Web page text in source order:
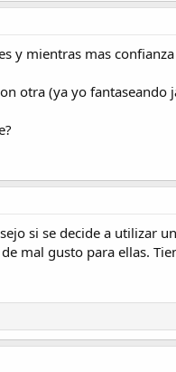
y mientras mas
otra (ya yo
si se decide a utilizar
mal gusto para ellas.